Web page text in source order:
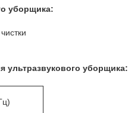
уборщика:
ультразвукового уборщика: